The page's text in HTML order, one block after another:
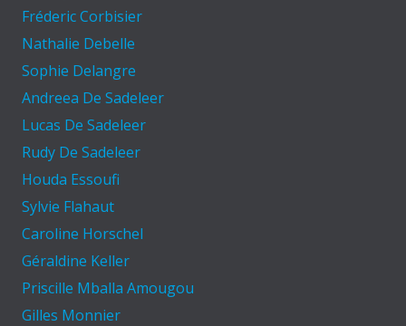
Fréderic Corbisier
Nathalie Debelle
Sophie Delangre
Andreea De Sadeleer
Lucas De Sadeleer
Rudy De Sadeleer
Houda Essoufi
Sylvie Flahaut
Caroline Horschel
Géraldine Keller
Priscille Mballa Amougou
Gilles Monnier